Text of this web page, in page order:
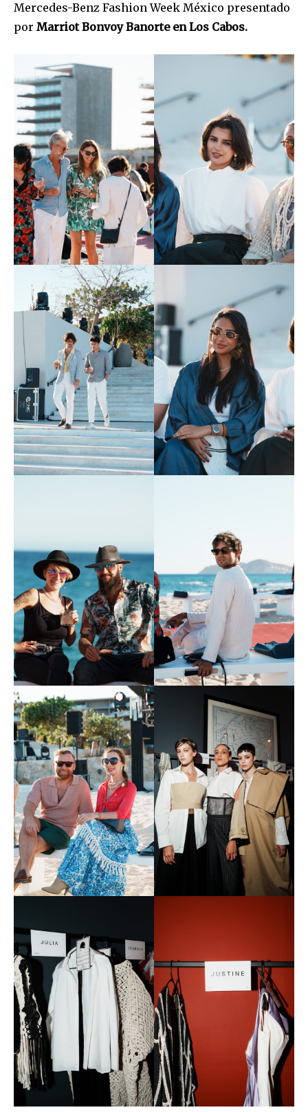
Mercedes-Benz Fashion Week México presentado
por Marriot Bonvoy Banorte en Los Cabos.